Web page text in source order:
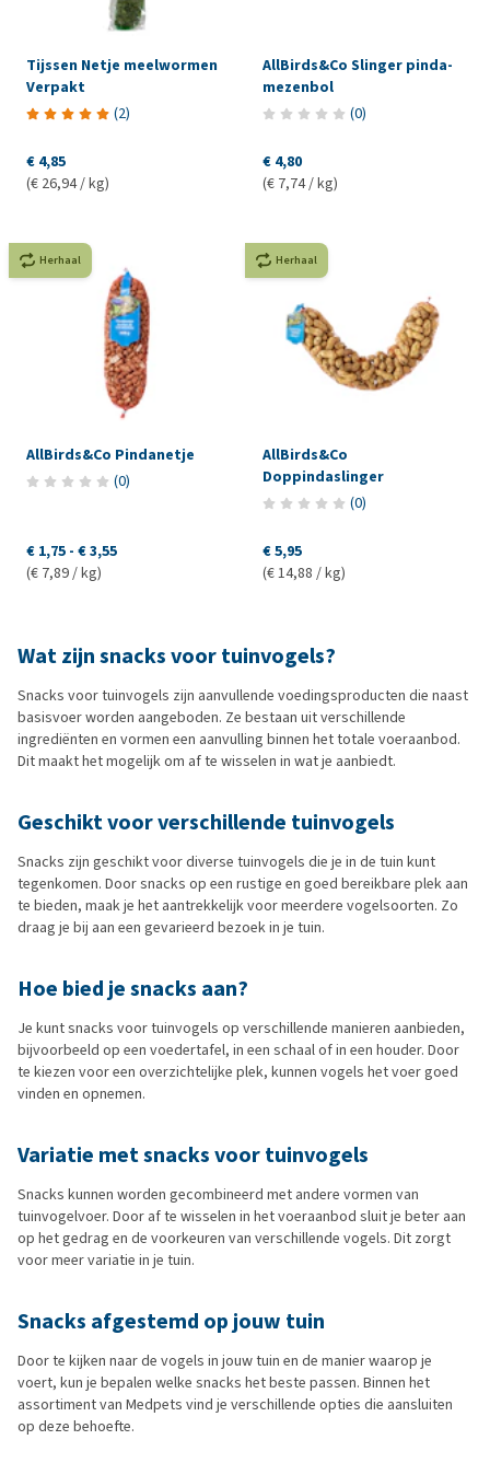
Tijssen Netje meelwormen
Verpakt
(2)
€ 4,85
(€ 26,94 / kg)
AllBirds&Co Slinger pinda-
mezenbol
(0)
€ 4,80
(€ 7,74 / kg)
Herhaal
AllBirds&Co Pindanetje
(0)
€ 1,75 - € 3,55
(€ 7,89 / kg)
Herhaal
AllBirds&Co
Doppindaslinger
(0)
€ 5,95
(€ 14,88 / kg)
Wat zijn snacks voor tuinvogels?
Snacks voor tuinvogels zijn aanvullende voedingsproducten die naast
basisvoer worden aangeboden. Ze bestaan uit verschillende
ingrediënten en vormen een aanvulling binnen het totale voeraanbod.
Dit maakt het mogelijk om af te wisselen in wat je aanbiedt.
Geschikt voor verschillende tuinvogels
Snacks zijn geschikt voor diverse tuinvogels die je in de tuin kunt
tegenkomen. Door snacks op een rustige en goed bereikbare plek aan
te bieden, maak je het aantrekkelijk voor meerdere vogelsoorten. Zo
draag je bij aan een gevarieerd bezoek in je tuin.
Hoe bied je snacks aan?
Je kunt snacks voor tuinvogels op verschillende manieren aanbieden,
bijvoorbeeld op een voedertafel, in een schaal of in een houder. Door
te kiezen voor een overzichtelijke plek, kunnen vogels het voer goed
vinden en opnemen.
Variatie met snacks voor tuinvogels
Snacks kunnen worden gecombineerd met andere vormen van
tuinvogelvoer. Door af te wisselen in het voeraanbod sluit je beter aan
op het gedrag en de voorkeuren van verschillende vogels. Dit zorgt
voor meer variatie in je tuin.
Snacks afgestemd op jouw tuin
Door te kijken naar de vogels in jouw tuin en de manier waarop je
voert, kun je bepalen welke snacks het beste passen. Binnen het
assortiment van Medpets vind je verschillende opties die aansluiten
op deze behoefte.